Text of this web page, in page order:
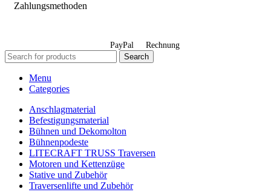
Zahlungsmethoden
PayPal Rechnung
Search
Menu
Categories
Anschlagmaterial
Befestigungsmaterial
Bühnen und Dekomolton
Bühnenpodeste
LITECRAFT TRUSS Traversen
Motoren und Kettenzüge
Stative und Zubehör
Traversenlifte und Zubehör